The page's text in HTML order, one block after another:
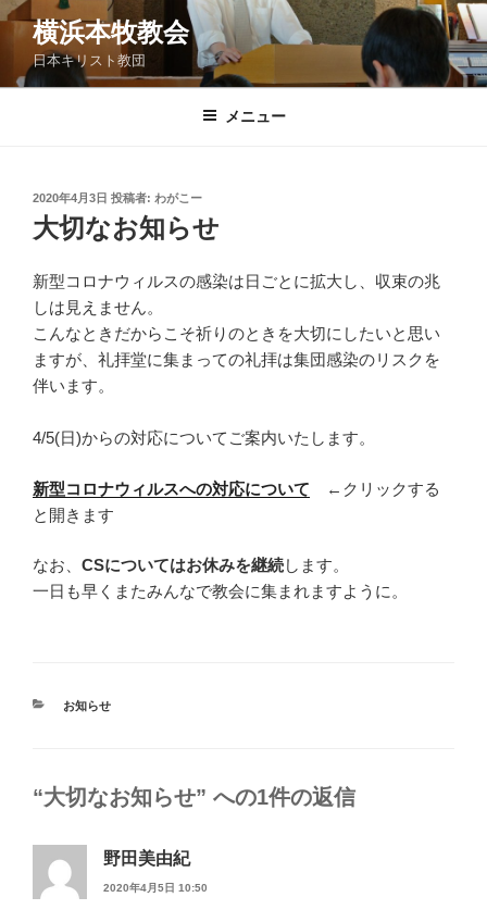
コ
ン
横浜本牧教会
日本キリスト教団
メニュー
投
日:
2020年4月3日 投稿者: わがこー
大切なお知らせ
新型コロナウィルスの感染は日ごとに拡大し、収束の兆
しは見えません。
こんなときだからこそ祈りのときを大切にしたいと思い
ますが、礼拝堂に集まっての礼拝は集団感染のリスクを
伴います。
4/5(日)からの対応についてご案内いたします。
新型コロナウィルスへの対応について ←クリックする
と開きます
なお、 CSについてはお休みを継続します。
一日も早くまたみんなで教会に集まれますように。
カ
ー
お知らせ
“大切なお知らせ” への1件の返信
野田美由紀
2020年4月5日 10:50